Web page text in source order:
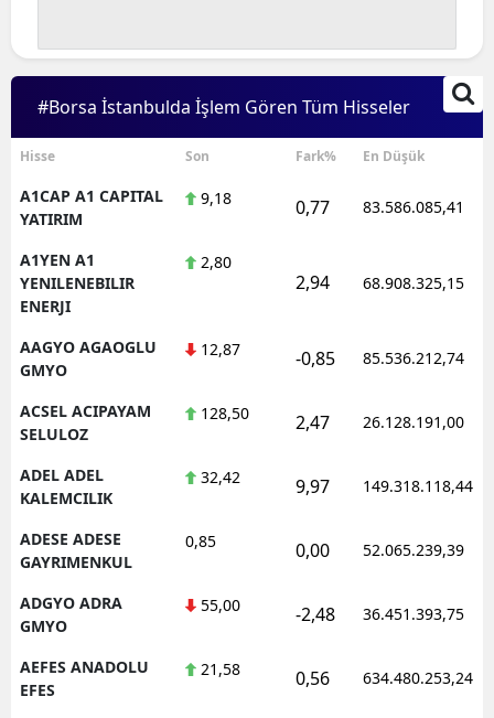
#Borsa İstanbulda İşlem Gören Tüm Hisseler
Hisse Son Fark% En Düşük
A1CAP A1 CAPITAL
YATIRIM
9,18 0,77 83.586.085,41
A1YEN A1
YENILENEBILIR
ENERJI
2,80
2,94 68.908.325,15
AAGYO AGAOGLU
GMYO
12,87 -0,85 85.536.212,74
ACSEL ACIPAYAM
SELULOZ
128,50 2,47 26.128.191,00
ADEL ADEL
KALEMCILIK
32,42 9,97 149.318.118,44
ADESE ADESE
GAYRIMENKUL
0,85 0,00 52.065.239,39
ADGYO ADRA
GMYO
55,00 -2,48 36.451.393,75
AEFES ANADOLU
EFES
21,58 0,56 634.480.253,24